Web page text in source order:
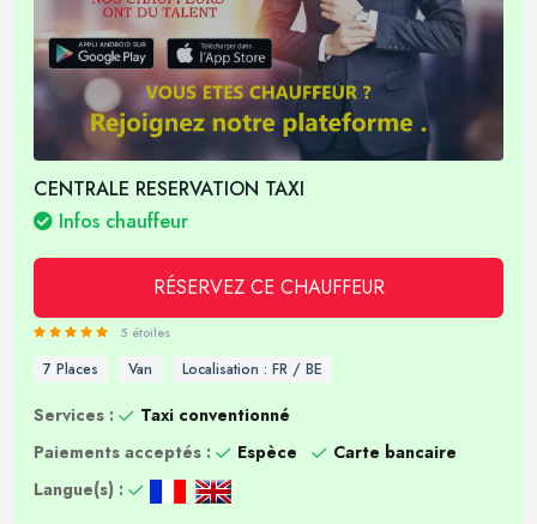
CENTRALE RESERVATION TAXI
Infos chauffeur
RÉSERVEZ CE CHAUFFEUR
5 étoiles
7 Places Van Localisation : FR / BE
Services :
Taxi conventionné
Paiements acceptés :
Espèce
Carte bancaire
Langue(s) :